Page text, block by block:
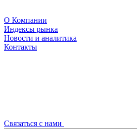
О Компании
Индексы рынка
Новости и аналитика
Контакты
Связаться с нами